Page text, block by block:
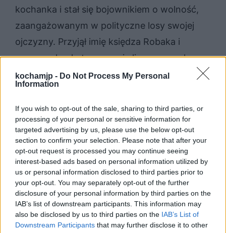
kochamjp - Do Not Process My Personal
Information
If you wish to opt-out of the sale, sharing to third parties, or
processing of your personal or sensitive information for
targeted advertising by us, please use the below opt-out
section to confirm your selection. Please note that after your
opt-out request is processed you may continue seeing
interest-based ads based on personal information utilized by
us or personal information disclosed to third parties prior to
your opt-out. You may separately opt-out of the further
disclosure of your personal information by third parties on the
IAB’s list of downstream participants. This information may
also be disclosed by us to third parties on the IAB’s List of
Downstream Participants that may further disclose it to other
kochanka i stał się bojownikiem o wolność,
zaangażowanym w polityczne losy swojej
ojczyzny. Przyjął imię księdza Robaka i
rozpoczął pokutę za swoje liczne grzechy.
Najpierw zaciągnął się do armii Napoleona i
wraz z nim walczył zbrojnie o wolność, w
czym przydały mu się jego liczne
umiejętności strzeleckie. Starał się także
wspomóc rodzinę Horeszków i po śmierci
Ewy zajął się jej osieroconą córką,Zosią. Po
jakimś czasie Soplica powrócił na Litwę,
próbując przygotować ją na nadejście
Napoleona i na wywołanie powstania
przeciwko Moskalom. Posługiwał się wciąż